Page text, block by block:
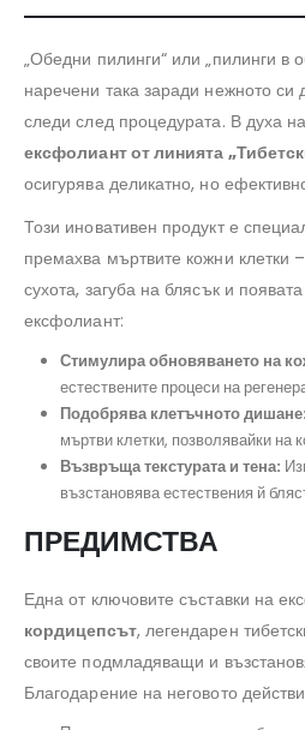
„Обедни пилинги“ или „пилинги в
наречени така заради нежното си
следи след процедурата. В духа
ексфолиант от линията
осигурява деликатно, но
Този иновативен продукт е
премахва мъртвите кожни клетки
сухота, загуба на блясък и
ексфолиант:
Стимулира обновяването на
естествените процеси на
Подобрява клетъчното дишане:
мъртви клетки, позволявайки на
Възвръща текстурата и тена:
възстановява естествения й
ПРЕДИМСТВА
Една от ключовите съставки на
кордицепсът, легендарен
своите подмладяващи и
Благодарение на неговото